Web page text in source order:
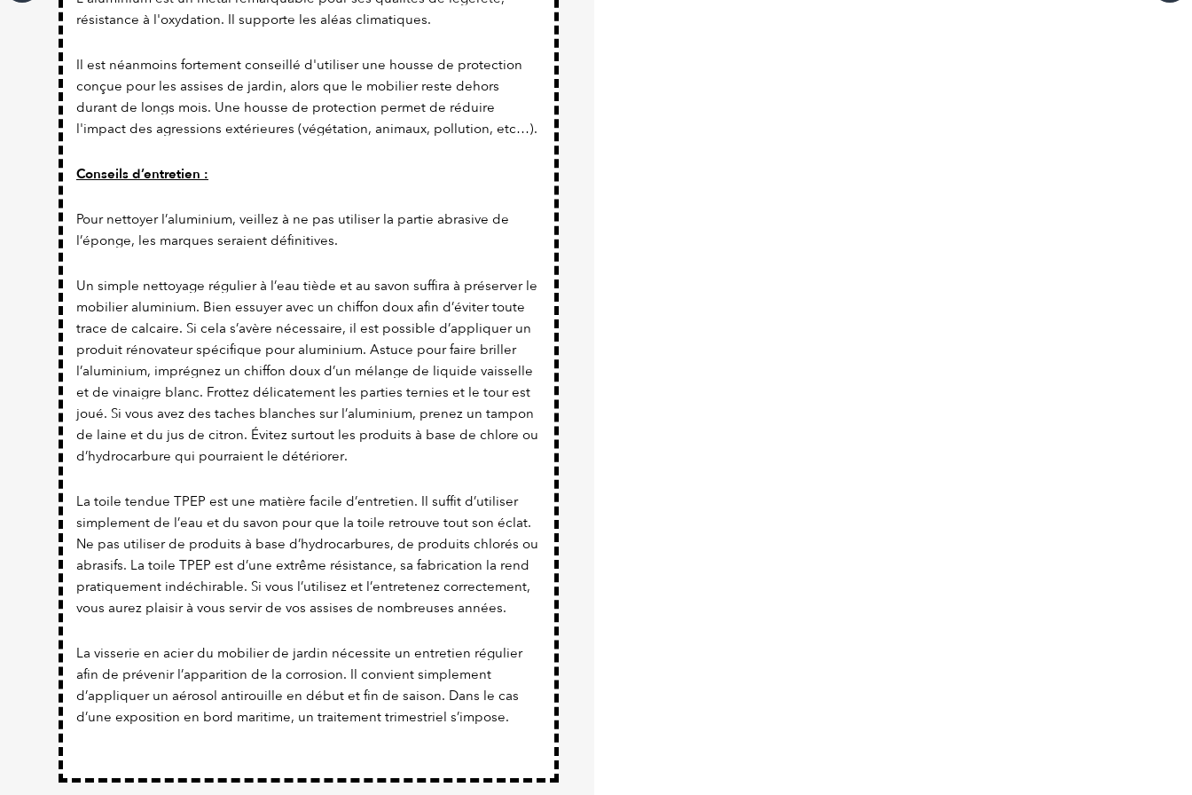
résistance à l'oxydation. Il supporte les aléas climatiques.
Il est néanmoins fortement conseillé d'utiliser une housse de protection
conçue pour les assises de jardin, alors que le mobilier reste dehors
durant de longs mois. Une housse de protection permet de réduire
l'impact des agressions extérieures (végétation, animaux, pollution, etc…).
Conseils d’entretien :
Pour nettoyer l’aluminium, veillez à ne pas utiliser la partie abrasive de
l’éponge, les marques seraient définitives.
Un simple nettoyage régulier à l’eau tiède et au savon suffira à préserver le
mobilier aluminium. Bien essuyer avec un chiffon doux afin d’éviter toute
trace de calcaire. Si cela s’avère nécessaire, il est possible d’appliquer un
produit rénovateur spécifique pour aluminium. Astuce pour faire briller
l’aluminium, imprégnez un chiffon doux d’un mélange de liquide vaisselle
et de vinaigre blanc. Frottez délicatement les parties ternies et le tour est
joué. Si vous avez des taches blanches sur l’aluminium, prenez un tampon
de laine et du jus de citron. Évitez surtout les produits à base de chlore ou
d’hydrocarbure qui pourraient le détériorer.
La toile tendue TPEP est une matière facile d’entretien. Il suffit d’utiliser
simplement de l’eau et du savon pour que la toile retrouve tout son éclat.
Ne pas utiliser de produits à base d’hydrocarbures, de produits chlorés ou
abrasifs. La toile TPEP est d’une extrême résistance, sa fabrication la rend
pratiquement indéchirable. Si vous l’utilisez et l’entretenez correctement,
vous aurez plaisir à vous servir de vos assises de nombreuses années.
La visserie en acier du mobilier de jardin nécessite un entretien régulier
afin de prévenir l’apparition de la corrosion. Il convient simplement
d’appliquer un aérosol antirouille en début et fin de saison. Dans le cas
d’une exposition en bord maritime, un traitement trimestriel s’impose.